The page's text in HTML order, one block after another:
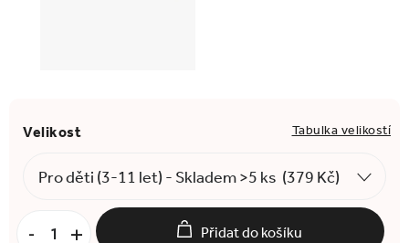
Tabulka velikostí
Přidat do košíku